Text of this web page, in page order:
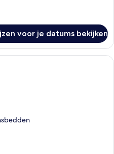
voor je datums bekijken
Een hotelkamer met een bank,